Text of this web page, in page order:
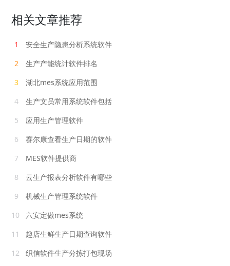
相关文章推荐
1
安全生产隐患分析系统软件
2
生产产能统计软件排名
3
湖北mes系统应用范围
4
生产文员常用系统软件包括
5
应用生产管理软件
6
赛尔康查看生产日期的软件
7
MES软件提供商
8
云生产报表分析软件有哪些
9
机械生产管理系统软件
10
六安定做mes系统
11
趣店生鲜生产日期查询软件
12
织信软件生产分拣打包现场